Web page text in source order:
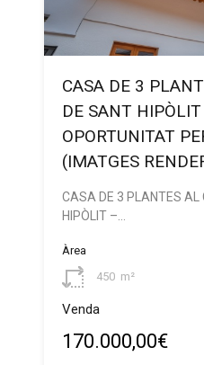
CASA DE 3
DE SANT
OPORTUNITAT
(IMATGES
CASA DE 3 PLANTES AL
HIPÒLIT –…
Àrea
450 m²
Venda
170.000,00€